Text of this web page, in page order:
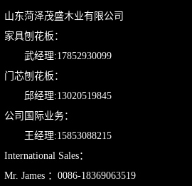
山东菏泽茂盛木业有限公司
家具刨花板：
武经理:17852930099
门芯刨花板：
邱经理:13020519845
公司国际业务：
王经理:15853088215
International Sales：
Mr. James ：0086-18369063519